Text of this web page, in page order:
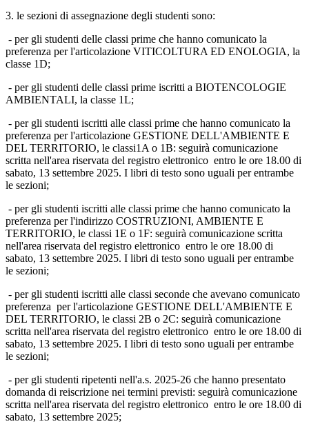
3. le sezioni di assegnazione degli studenti sono:
- per gli studenti delle classi prime che hanno comunicato la
preferenza per l'articolazione VITICOLTURA ED ENOLOGIA, la
classe 1D;
- per gli studenti delle classi prime iscritti a BIOTENCOLOGIE
AMBIENTALI, la classe 1L;
- per gli studenti iscritti alle classi prime che hanno comunicato la
preferenza per l'articolazione GESTIONE DELL'AMBIENTE E
DEL TERRITORIO, le classi1A o 1B: seguirà comunicazione
scritta nell'area riservata del registro elettronico entro le ore 18.00 di
sabato, 13 settembre 2025. I libri di testo sono uguali per entrambe
le sezioni;
- per gli studenti iscritti alle classi prime che hanno comunicato la
preferenza per l'indirizzo COSTRUZIONI, AMBIENTE E
TERRITORIO, le classi 1E o 1F: seguirà comunicazione scritta
nell'area riservata del registro elettronico entro le ore 18.00 di
sabato, 13 settembre 2025. I libri di testo sono uguali per entrambe
le sezioni;
- per gli studenti iscritti alle classi seconde che avevano comunicato
preferenza per l'articolazione GESTIONE DELL'AMBIENTE E
DEL TERRITORIO, le classi 2B o 2C: seguirà comunicazione
scritta nell'area riservata del registro elettronico entro le ore 18.00 di
sabato, 13 settembre 2025. I libri di testo sono uguali per entrambe
le sezioni;
- per gli studenti ripetenti nell'a.s. 2025-26 che hanno presentato
domanda di reiscrizione nei termini previsti: seguirà comunicazione
scritta nell'area riservata del registro elettronico entro le ore 18.00 di
sabato, 13 settembre 2025;